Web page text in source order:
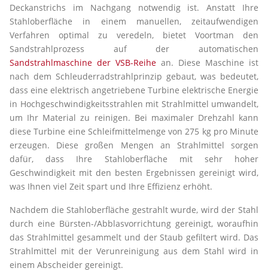
Deckanstrichs im Nachgang notwendig ist. Anstatt Ihre
Stahloberfläche in einem manuellen, zeitaufwendigen
Verfahren optimal zu veredeln, bietet Voortman den
Sandstrahlprozess auf der automatischen
Sandstrahlmaschine der VSB-Reihe an. Diese Maschine ist
nach dem Schleuderradstrahlprinzip gebaut, was bedeutet,
dass eine elektrisch angetriebene Turbine elektrische Energie
in Hochgeschwindigkeitsstrahlen mit Strahlmittel umwandelt,
um Ihr Material zu reinigen. Bei maximaler Drehzahl kann
diese Turbine eine Schleifmittelmenge von 275 kg pro Minute
erzeugen. Diese großen Mengen an Strahlmittel sorgen
dafür, dass Ihre Stahloberfläche mit sehr hoher
Geschwindigkeit mit den besten Ergebnissen gereinigt wird,
was Ihnen viel Zeit spart und Ihre Effizienz erhöht.
Nachdem die Stahloberfläche gestrahlt wurde, wird der Stahl
durch eine Bürsten-/Abblasvorrichtung gereinigt, woraufhin
das Strahlmittel gesammelt und der Staub gefiltert wird. Das
Strahlmittel mit der Verunreinigung aus dem Stahl wird in
einem Abscheider gereinigt.